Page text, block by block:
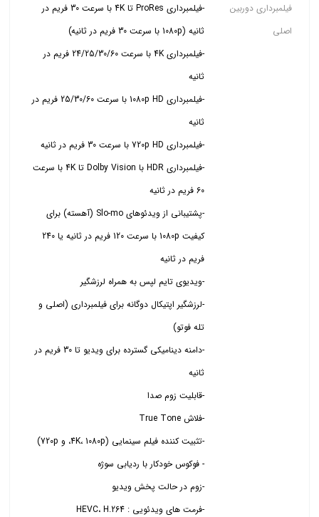
فیلمبرداری دوربین
اصلی
-فیلمبرداری ProRes تا 4K با سرعت 30 فریم در
ثانیه (1080p با سرعت 30 فریم در ثانیه)
-فیلمبرداری 4K با سرعت 24/25/30/60 فریم در
ثانیه
-فیلمبرداری 1080p HD با سرعت 25/30/60 فریم در
ثانیه
-فیلمبرداری 720p HD با سرعت 30 فریم در ثانیه
-فیلمبرداری HDR با Dolby Vision تا 4K با سرعت
60 فریم در ثانیه
-پشتیبانی از ویدئوهای Slo-mo (آهسته) برای
کیفیت 1080p با سرعت 120 فریم در ثانیه یا 240
فریم در ثانیه
-ویدیوی تایم لپس به همراه لرزشگیر
-لرزشگیر اپتیکال دوگانه برای فیلمبرداری (اصلی و
تله فوتو)
-دامنه دینامیکی گسترده برای ویدیو تا 30 فریم در
ثانیه
-قابلیت زوم صدا
-تثبیت کننده فیلم سینمایی (4K، 1080p، و 720p)
-فرمت های ویدئویی : HEVC، H.264